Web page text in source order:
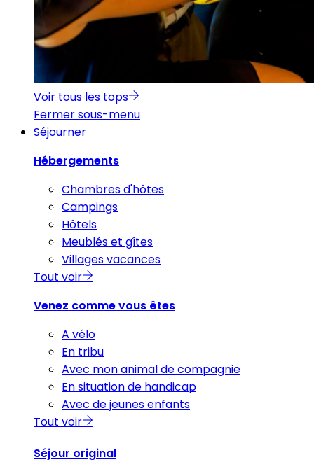
Voir tous les tops
Fermer sous-menu
Séjourner
Hébergements
Chambres d'hôtes
Campings
Hôtels
Meublés et gîtes
Villages vacances
Tout voir
Venez comme vous êtes
A vélo
En tribu
Avec mon animal de compagnie
En situation de handicap
Avec de jeunes enfants
Tout voir
Séjour original